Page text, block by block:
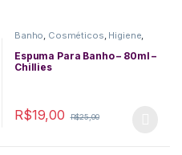
Banho, Cosméticos, Higiene,
Espuma Para Banho – 80ml –
Chillies
R$19,00 R$25,00